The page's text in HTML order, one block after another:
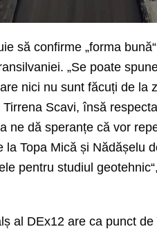
să confirme „forma
„Se poate
nici nu sunt făcuți de la
Tirrena Scavi,însă
ne dă speranțe că vor
la Topa Mică și Nădășelu
pentru studiul geotehnic
al DEx12 are ca punct